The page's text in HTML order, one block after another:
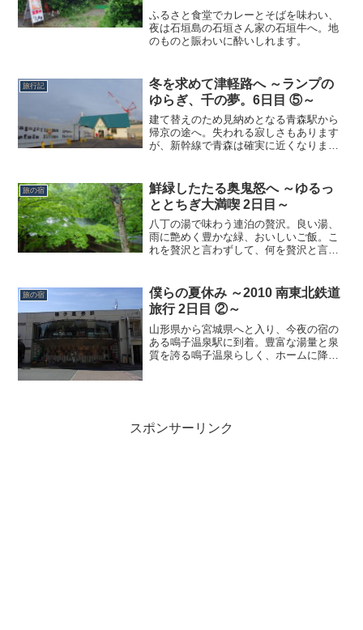
ふるさと食堂でカレーとそばを味わい、
夜は石垣島の石垣さん家の石垣牛へ。地
のものと賑わいに酔いしれます。
旅行記
冬を求めて津軽路へ ～ランプの
ゆらぎ、千の夢。6日目 ⑤～
建て替えのため見納めとなる青森駅から
帰京の途へ。失われる寂しさもあります
が、新幹線で青森は確実に近くなりまし
旅の宿
鮮緑したたる奥鬼怒へ ～ゆるっ
ととちぎ大満喫 2日目～
八丁の湯で味わう連泊の贅沢。良い湯、
雨に艶めく豊かな緑、おいしいご飯。こ
れを贅沢と言わずして、何を贅沢と言う
旅の宿
僕らの夏休み ～2010 南東北鉄道
旅行 2日目 ②～
山形県から宮城県へと入り、今夜の宿の
ある鳴子温泉駅に到着。豊富な湯量と泉
質を誇る鳴子温泉らしく、ホームに降り
スポンサーリンク